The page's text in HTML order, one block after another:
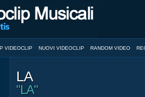
VIDEOCLIP NUOVI VIDEOCLIP RANDOM VIDEO
LA
"LA"